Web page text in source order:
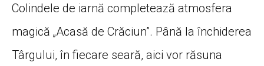
Colindele de iarnă completează atmosfera
magică „Acasă de Crăciun”. Până la închiderea
Târgului, în fiecare seară, aici vor răsuna